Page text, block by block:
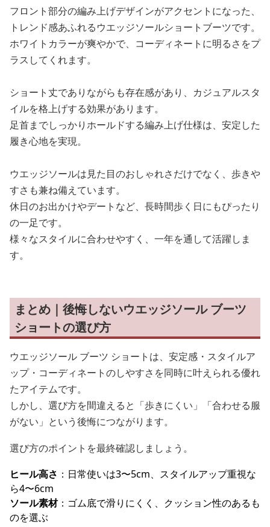
フロント部分の編み上げデザインがアクセントになった、
トレンド感あふれるウエッジソールショートブーツです。
ホワイトカラーが爽やかで、コーディネートに明るさをプ
ラスしてくれます。
ショート丈でありながらも存在感があり、カジュアルスタ
イルを格上げする効果があります。
足首までしっかりホールドする編み上げ仕様は、安定した
履き心地を実現。
ウエッジソールは見た目のおしゃれさだけでなく、歩きや
すさも兼ね備えています。
休日のお出かけやデートなど、長時間歩く日にもぴったり
の一足です。
様々なスタイルに合わせやすく、一年を通して活躍しま
す。
まとめ｜後悔しないウエッジソール ブーツ
ショートの選び方
ウエッジソール ブーツ ショートは、安定感・スタイルア
ップ・コーディネートのしやすさを同時に叶えられる優れ
たアイテムです。
しかし、選び方を間違えると「歩きにくい」「合わせる服
がない」という後悔につながります。
選び方のポイントを最終確認しましょう。
ヒール高さ ：日常使いは3〜5cm、スタイルアップ重視な
ら4〜6cm
ソール素材：ゴム底で滑りにくく、クッション性のあるも
のを選ぶ